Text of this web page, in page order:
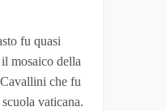
fu quasi
mosaico della
che fu
vaticana.